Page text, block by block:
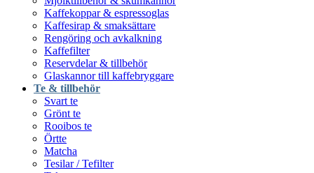
Kaffekoppar & espressoglas
Kaffesirap & smaksättare
Rengöring och avkalkning
Kaffefilter
Reservdelar & tillbehör
Glaskannor till kaffebryggare
Te & tillbehör
Svart te
Grönt te
Rooibos te
Örtte
Matcha
Tesilar / Tefilter